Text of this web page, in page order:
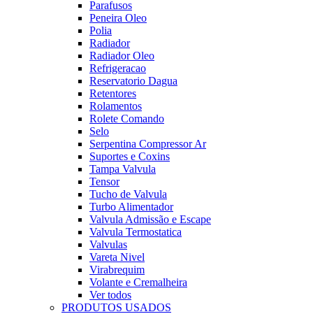
Parafusos
Peneira Oleo
Polia
Radiador
Radiador Oleo
Refrigeracao
Reservatorio Dagua
Retentores
Rolamentos
Rolete Comando
Selo
Serpentina Compressor Ar
Suportes e Coxins
Tampa Valvula
Tensor
Tucho de Valvula
Turbo Alimentador
Valvula Admissão e Escape
Valvula Termostatica
Valvulas
Vareta Nivel
Virabrequim
Volante e Cremalheira
Ver todos
PRODUTOS USADOS